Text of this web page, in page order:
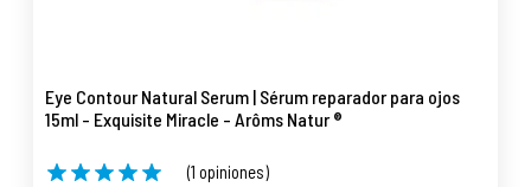
Eye Contour Natural Serum | Sérum reparador para ojos
15ml - Exquisite Miracle - Arôms Natur ®
(1 opiniones)